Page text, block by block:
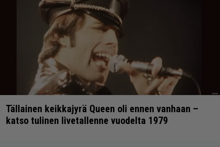
Tällainen keikkajyrä Queen oli ennen vanhaan –
katso tulinen livetallenne vuodelta 1979